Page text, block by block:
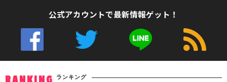
公式アカウントで最新情報ゲット！
ランキング